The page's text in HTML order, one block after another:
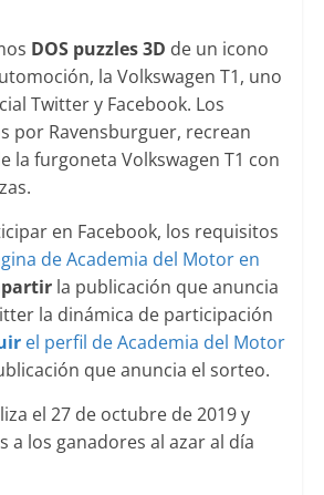
DOS puzzles 3D de un icono
la Volkswagen T1, uno
Twitter y Facebook. Los
por Ravensburguer, recrean
la furgoneta Volkswagen T1 con
en Facebook, los requisitos
de Academia del Motor en
la publicación que anuncia
la dinámica de participación
el perfil de Academia del Motor
que anuncia el sorteo.
el 27 de octubre de 2019 y
a los ganadores al azar al día